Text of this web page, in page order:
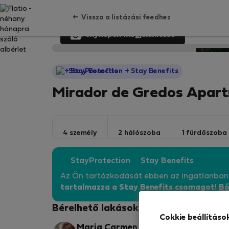
Vissza a listázási feedhez
Fényképek megjelenítése
StayProtection + Stay Benefits
Mirador de Gredos
4 személy 2 hálószoba 1 fürdőszoba
StayProtection Stay Benefits
Az Ön tartózkodását ebben az ingatlanban
tartalmazza a Stay Benefits csomagot!
Bérelhető lakások
Cokkie